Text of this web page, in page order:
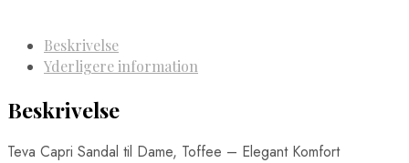
Beskrivelse
Yderligere information
Beskrivelse
Teva Capri Sandal til Dame, Toffee – Elegant Komfort